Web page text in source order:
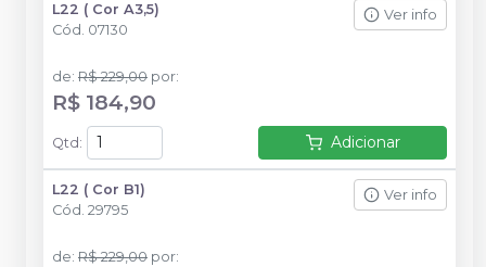
L22 ( Cor A3,5)
Cód. 07130
Ver info
de: R$ 229,00 por:
R$ 184,90
Qtd: Adicionar
L22 ( Cor B1)
Cód. 29795
Ver info
de: R$ 229,00 por: